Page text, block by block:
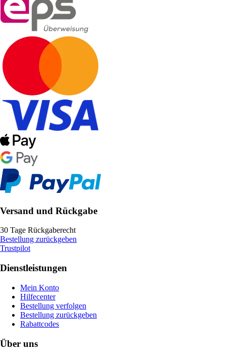
Versand und Rückgabe
30 Tage Rückgaberecht
Bestellung zurückgeben
Trustpilot
Dienstleistungen
Mein Konto
Hilfecenter
Bestellung verfolgen
Bestellung zurückgeben
Rabattcodes
Über uns